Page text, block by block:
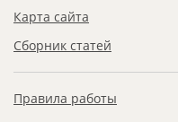
Карта сайта
Сборник статей
Правила работы